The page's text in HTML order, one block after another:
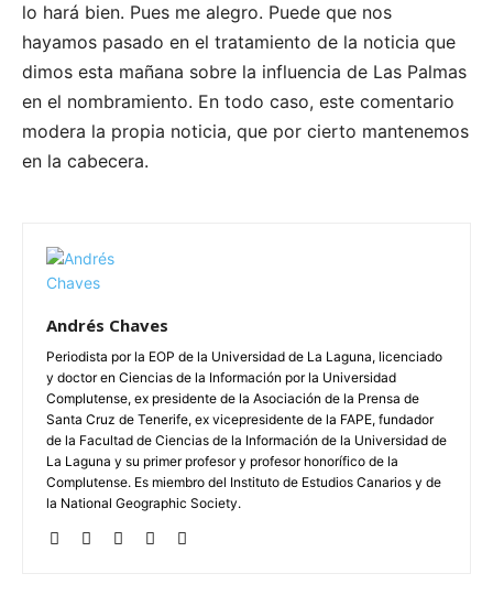
lo hará bien. Pues me alegro. Puede que nos
hayamos pasado en el tratamiento de la noticia que
dimos esta mañana sobre la influencia de Las Palmas
en el nombramiento. En todo caso, este comentario
modera la propia noticia, que por cierto mantenemos
en la cabecera.
Andrés Chaves
Periodista por la EOP de la Universidad de La Laguna, licenciado
y doctor en Ciencias de la Información por la Universidad
Complutense, ex presidente de la Asociación de la Prensa de
Santa Cruz de Tenerife, ex vicepresidente de la FAPE, fundador
de la Facultad de Ciencias de la Información de la Universidad de
La Laguna y su primer profesor y profesor honorífico de la
Complutense. Es miembro del Instituto de Estudios Canarios y de
la National Geographic Society.